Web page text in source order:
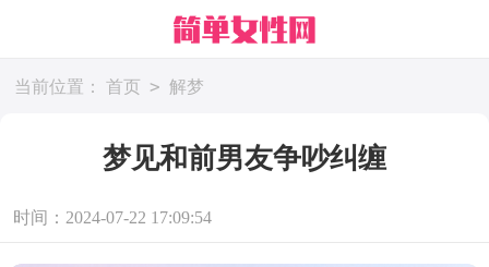
当前位置： 首页 > 解梦
梦见和前男友争吵纠缠
时间：2024-07-22 17:09:54